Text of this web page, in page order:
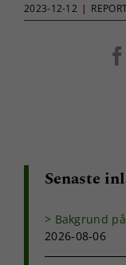
2023-12-12 |
Senaste
Bakgrund
2026-08-06